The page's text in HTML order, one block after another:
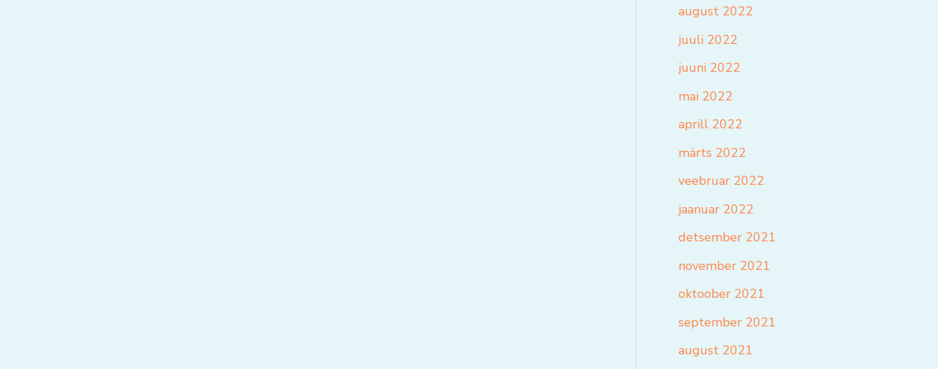
august 2022
juuli 2022
juuni 2022
mai 2022
aprill 2022
märts 2022
veebruar 2022
jaanuar 2022
detsember 2021
november 2021
oktoober 2021
september 2021
august 2021